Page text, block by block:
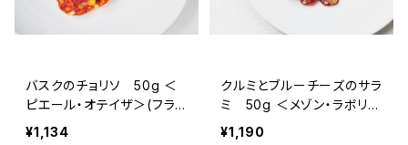
バスクのチョリソ 50g ＜
ピエール・オテイザ＞(フラン
ス・バスク)
¥1,134
クルミとブルーチーズのサラ
ミ 50g ＜メゾン・ラボリー
＞(フランス・オーヴェルニ
¥1,190